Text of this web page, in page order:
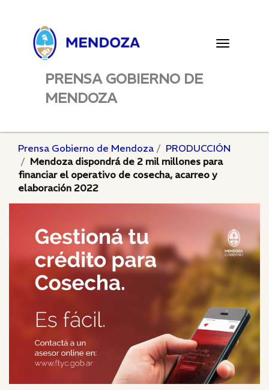
Toggle
PRENSA GOBIERNO DE
MENDOZA
Prensa Gobierno de Mendoza
PRODUCCIÓN
Mendoza dispondrá de 2 mil millones para
financiar el operativo de cosecha, acarreo y
elaboración 2022